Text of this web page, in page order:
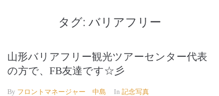
タグ: バリアフリー
山形バリアフリー観光ツアーセンター代表
の方で、FB友達です☆彡
By フロントマネージャー 中島 In 記念写真